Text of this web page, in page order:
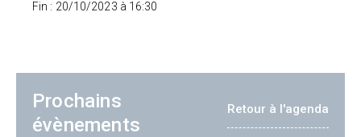
Fin : 20/10/2023 à 16:30
Prochains
évènements
Retour à l'agenda